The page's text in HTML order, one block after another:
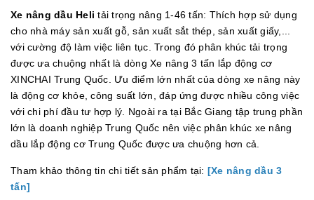
Xe nâng dầu Helitải trọng nâng 1-46 tấn: Thích hợp sử dụng
cho nhà máy sản xuất gỗ, sản xuất sắt thép, sản xuất giấy,...
với cường độ làm việc liên tục. Trong đó phân khúc tải trọng
được ưa chuộng nhất là dòng Xe nâng 3 tấn lắp động cơ
XINCHAI Trung Quốc. Ưu điểm lớn nhất của dòng xe nâng này
là động cơ khỏe, công suất lớn, đáp ứng được nhiều công việc
với chi phí đầu tư hợp lý. Ngoài ra tại Bắc Giang tập trung phần
lớn là doanh nghiệp Trung Quốc nên việc phân khúc xe nâng
dầu lắp động cơ Trung Quốc được ưa chuộng hơn cả.
Tham khảo thông tin chi tiết sản phẩm tại: [Xe nâng dầu 3
tấn]